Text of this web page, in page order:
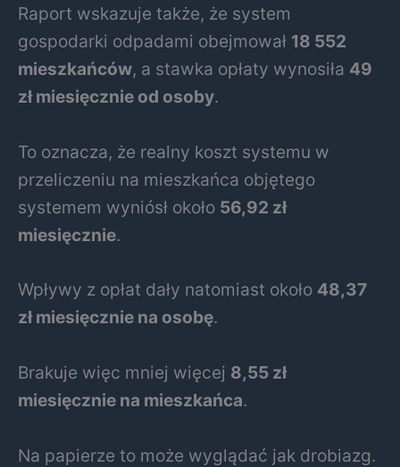
Raport wskazuje także, że system
gospodarki odpadami obejmował 18 552
mieszkańców, a stawka opłaty wynosiła 49
zł miesięcznie od osoby.
To oznacza, że realny koszt systemu w
przeliczeniu na mieszkańca objętego
systemem wyniósł około 56,92 zł
miesięcznie.
Wpływy z opłat dały natomiast około 48,37
zł miesięcznie na osobę.
Brakuje więc mniej więcej 8,55 zł
miesięcznie na mieszkańca.
Na papierze to może wyglądać jak drobiazg.